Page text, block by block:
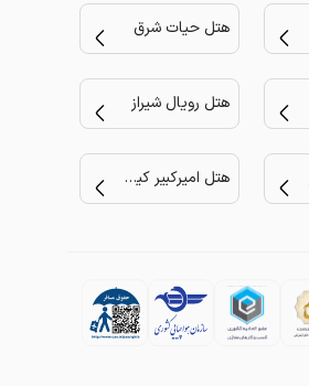
هتل حیات شرق
هتل رویال شیراز
هتل امیرکبیر کیش